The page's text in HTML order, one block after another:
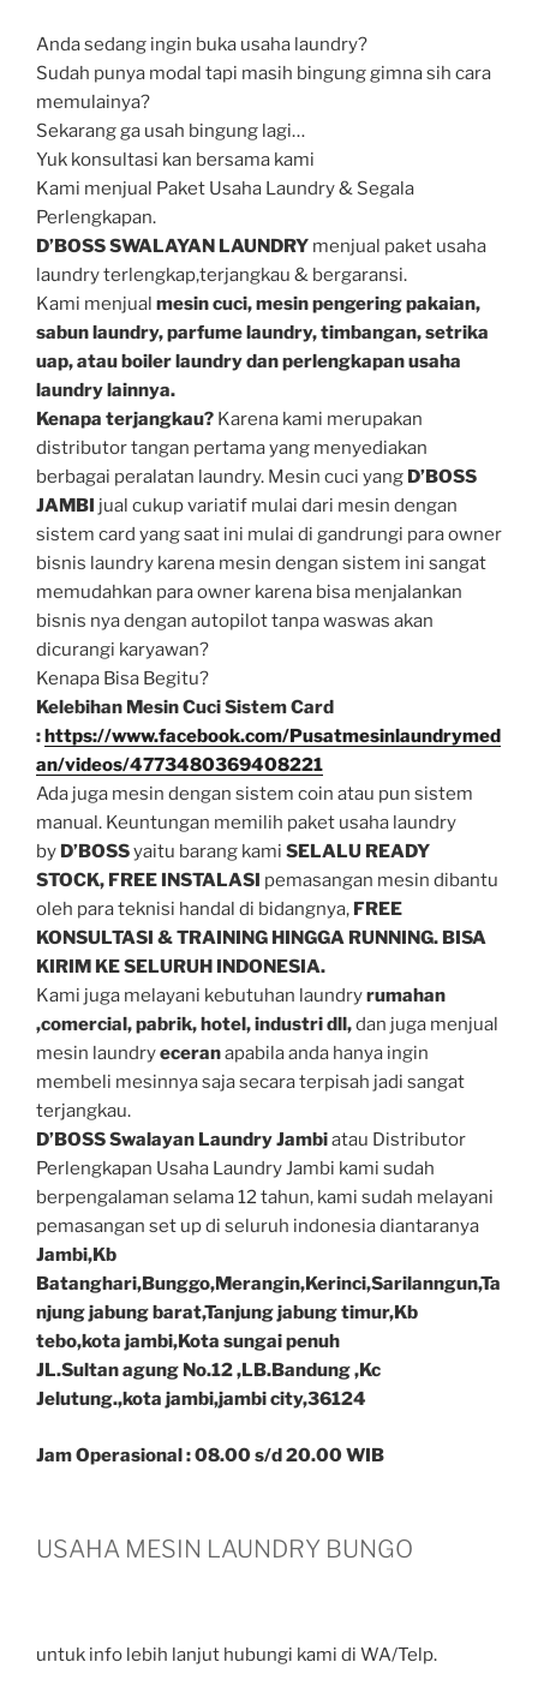
Anda sedang ingin buka usaha laundry?
Sudah punya modal tapi masih bingung gimna sih cara
memulainya?
Sekarang ga usah bingung lagi…
Yuk konsultasi kan bersama kami
Kami menjual Paket Usaha Laundry & Segala
Perlengkapan.
D’BOSS SWALAYAN LAUNDRY menjual paket usaha
laundry terlengkap,terjangkau & bergaransi.
Kami menjual mesin cuci, mesin pengering pakaian,
sabun laundry, parfume laundry, timbangan, setrika
uap, atau boiler laundry dan perlengkapan usaha
laundry lainnya.
Kenapa terjangkau? Karena kami merupakan
distributor tangan pertama yang menyediakan
berbagai peralatan laundry. Mesin cuci yang D’BOSS
JAMBI jual cukup variatif mulai dari mesin dengan
sistem card yang saat ini mulai di gandrungi para owner
bisnis laundry karena mesin dengan sistem ini sangat
memudahkan para owner karena bisa menjalankan
bisnis nya dengan autopilot tanpa waswas akan
dicurangi karyawan?
Kenapa Bisa Begitu?
Kelebihan Mesin Cuci Sistem Card
:https://www.facebook.com/Pusatmesinlaundrymed
an/videos/4773480369408221
Ada juga mesin dengan sistem coin atau pun sistem
manual. Keuntungan memilih paket usaha laundry
by D’BOSSyaitu barang kami SELALU READY
STOCK, FREE INSTALASI pemasangan mesin dibantu
oleh para teknisi handal di bidangnya, FREE
KONSULTASI & TRAINING HINGGA RUNNING. BISA
KIRIM KE SELURUH INDONESIA.
Kami juga melayani kebutuhan laundryrumahan
,comercial, pabrik, hotel, industri dll,dan juga menjual
mesin laundryeceranapabila anda hanya ingin
membeli mesinnya saja secara terpisah jadi sangat
terjangkau.
D’BOSS Swalayan Laundry Jambiatau Distributor
Perlengkapan Usaha Laundry Jambi kami sudah
berpengalaman selama 12 tahun, kami sudah melayani
pemasangan set up di seluruh indonesia diantaranya
Jambi,Kb
Batanghari,Bunggo,Merangin,Kerinci,Sarilanngun,Ta
njung jabung barat,Tanjung jabung timur,Kb
tebo,kota jambi,Kota sungai penuh
JL.Sultan agung No.12 ,LB.Bandung ,Kc
Jelutung.,kota jambi,jambi city,36124
Jam Operasional : 08.00 s/d 20.00 WIB
USAHA MESIN LAUNDRY BUNGO
untuk info lebih lanjut hubungi kami di WA/Telp.